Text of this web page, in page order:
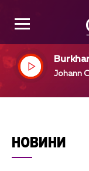
erlin,
Johann
НОВИНИ